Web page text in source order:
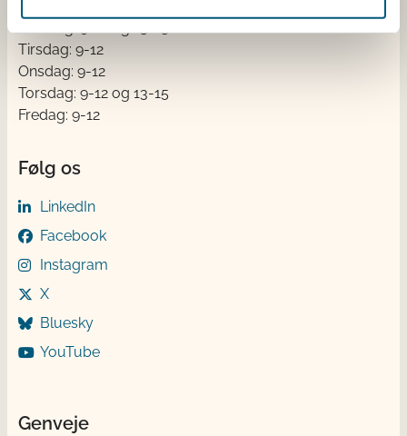
Tirsdag: 9-12
Onsdag: 9-12
Torsdag: 9-12 og 13-15
Fredag: 9-12
Følg os
LinkedIn
Facebook
Instagram
X
Bluesky
YouTube
Genveje